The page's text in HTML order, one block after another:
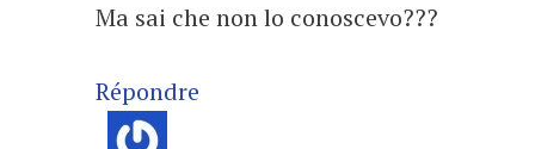
Ma sai che non lo conoscevo???
Répondre